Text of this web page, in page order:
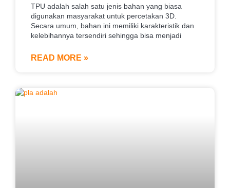
TPU adalah salah satu jenis bahan yang biasa
digunakan masyarakat untuk percetakan 3D.
Secara umum, bahan ini memiliki karakteristik dan
kelebihannya tersendiri sehingga bisa menjadi
READ MORE »